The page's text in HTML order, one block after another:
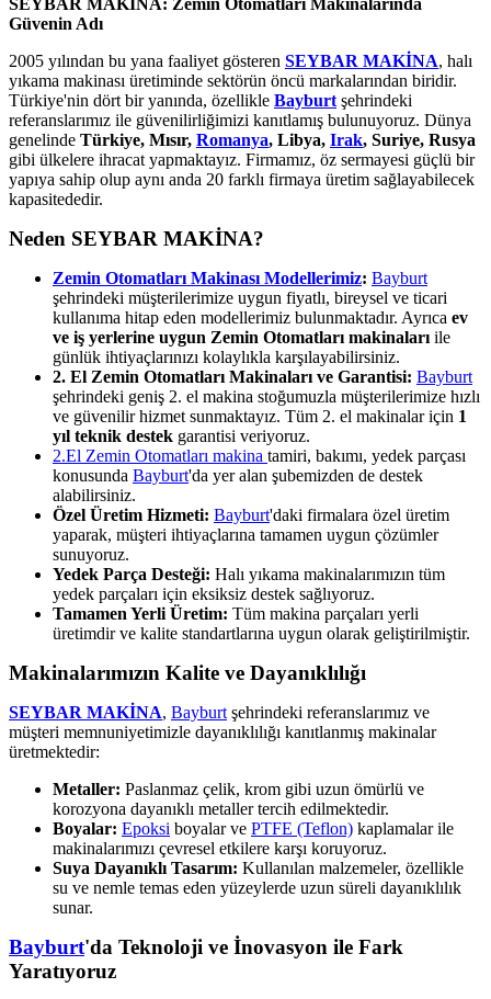
Güvenin Adı
2005 yılından bu yana faaliyet gösteren SEYBAR MAKİNA, halı
yıkama makinası üretiminde sektörün öncü markalarından biridir.
Türkiye'nin dört bir yanında, özellikle Bayburt şehrindeki
referanslarımız ile güvenilirliğimizi kanıtlamış bulunuyoruz. Dünya
genelinde Türkiye, Mısır, Romanya, Libya, Irak, Suriye, Rusya
gibi ülkelere ihracat yapmaktayız. Firmamız, öz sermayesi güçlü bir
yapıya sahip olup aynı anda 20 farklı firmaya üretim sağlayabilecek
kapasitededir.
Neden SEYBAR MAKİNA?
Zemin Otomatları Makinası Modellerimiz: Bayburt
şehrindeki müşterilerimize uygun fiyatlı, bireysel ve ticari
kullanıma hitap eden modellerimiz bulunmaktadır. Ayrıca ev
ve iş yerlerine uygun Zemin Otomatları makinaları ile
günlük ihtiyaçlarınızı kolaylıkla karşılayabilirsiniz.
2. El Zemin Otomatları Makinaları ve Garantisi: Bayburt
şehrindeki geniş 2. el makina stoğumuzla müşterilerimize hızlı
ve güvenilir hizmet sunmaktayız. Tüm 2. el makinalar için 1
yıl teknik destek garantisi veriyoruz.
2.El Zemin Otomatları makina tamiri, bakımı, yedek parçası
konusunda Bayburt'da yer alan şubemizden de destek
alabilirsiniz.
Özel Üretim Hizmeti: Bayburt'daki firmalara özel üretim
yaparak, müşteri ihtiyaçlarına tamamen uygun çözümler
sunuyoruz.
Yedek Parça Desteği: Halı yıkama makinalarımızın tüm
yedek parçaları için eksiksiz destek sağlıyoruz.
Tamamen Yerli Üretim: Tüm makina parçaları yerli
üretimdir ve kalite standartlarına uygun olarak geliştirilmiştir.
Makinalarımızın Kalite ve Dayanıklılığı
SEYBAR MAKİNA, Bayburt şehrindeki referanslarımız ve
müşteri memnuniyetimizle dayanıklılığı kanıtlanmış makinalar
üretmektedir:
Metaller: Paslanmaz çelik, krom gibi uzun ömürlü ve
korozyona dayanıklı metaller tercih edilmektedir.
Boyalar: Epoksi boyalar ve PTFE (Teflon) kaplamalar ile
makinalarımızı çevresel etkilere karşı koruyoruz.
Suya Dayanıklı Tasarım: Kullanılan malzemeler, özellikle
su ve nemle temas eden yüzeylerde uzun süreli dayanıklılık
sunar.
Bayburt'da Teknoloji ve İnovasyon ile Fark
Yaratıyoruz